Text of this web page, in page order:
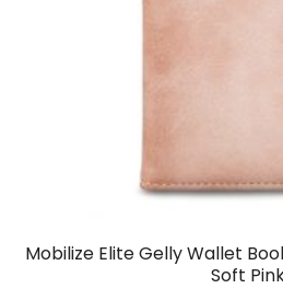
Mobilize Elite Gelly Wallet
Soft